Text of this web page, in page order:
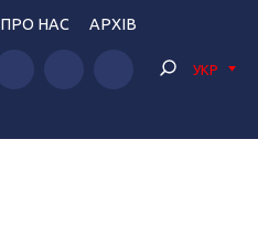
ПРО НАС АРХІВ
УКР